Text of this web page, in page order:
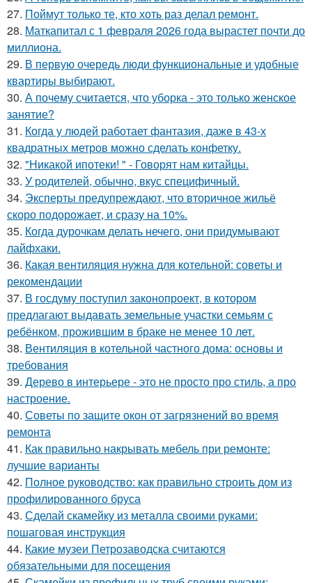
27. Поймут только те, кто хоть раз делал ремонт.
28. Маткапитал с 1 февраля 2026 года вырастет почти до
миллиона.
29. В первую очередь люди функциональные и удобные
квартиры выбирают.
30. А почему считается, что уборка - это только женское
занятие?
31. Когда у людей работает фантазия, даже в 43-х
квадратных метров можно сделать конфетку.
32. "Никакой ипотеки! " - Говорят нам китайцы.
33. У родителей, обычно, вкус специфичный.
34. Эксперты предупреждают, что вторичное жильё
скоро подорожает, и сразу на 10%.
35. Когда дурочкам делать нечего, они придумывают
лайфхаки.
36. Какая вентиляция нужна для котельной: советы и
рекомендации
37. В госдуму поступил законопроект, в котором
предлагают выдавать земельные участки семьям с
ребёнком, прожившим в браке не менее 10 лет.
38. Вентиляция в котельной частного дома: основы и
требования
39. Дерево в интерьере - это не просто про стиль, а про
настроение.
40. Советы по защите окон от загрязнений во время
ремонта
41. Как правильно накрывать мебель при ремонте:
лучшие варианты
42. Полное руководство: как правильно строить дом из
профилированного бруса
43. Сделай скамейку из металла своими руками:
пошаговая инструкция
44. Какие музеи Петрозаводска считаются
обязательными для посещения